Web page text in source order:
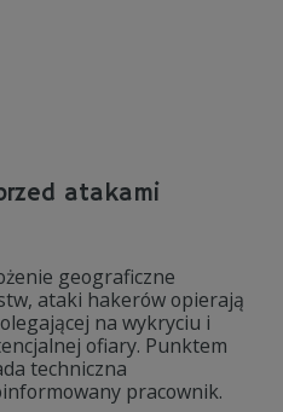
atakami
geograficzne
ataki hakerów opierają
na wykryciu i
ofiary. Punktem
techniczna
pracownik.